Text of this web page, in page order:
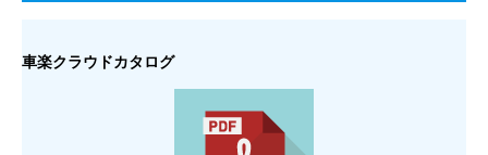
車楽クラウドカタログ